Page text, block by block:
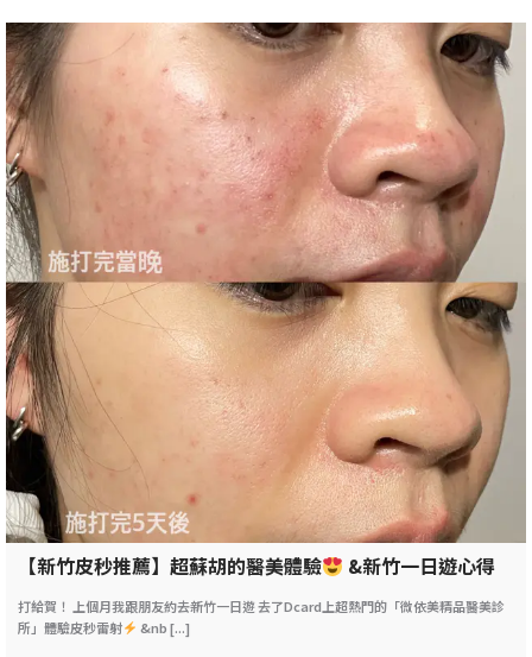
【新竹皮秒推薦】超蘇胡的醫美體驗 &新竹一日遊心得
打給賀！ 上個月我跟朋友約去新竹一日遊 去了Dcard上超熱門的「微依美精品醫美診
所」體驗皮秒雷射
&nb [...]